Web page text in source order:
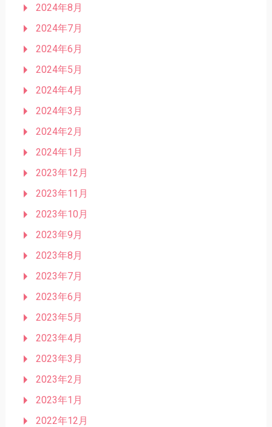
2024年8月
2024年7月
2024年6月
2024年5月
2024年4月
2024年3月
2024年2月
2024年1月
2023年12月
2023年11月
2023年10月
2023年9月
2023年8月
2023年7月
2023年6月
2023年5月
2023年4月
2023年3月
2023年2月
2023年1月
2022年12月